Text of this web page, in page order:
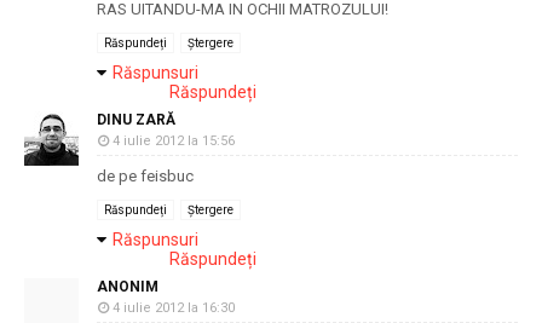
RAS UITANDU-MA IN OCHII MATROZULUI!
Răspundeți Ștergere
Răspunsuri
Răspundeți
DINU ZARĂ
4 iulie 2012 la 15:56
de pe feisbuc
Răspundeți Ștergere
Răspunsuri
Răspundeți
ANONIM
4 iulie 2012 la 16:30